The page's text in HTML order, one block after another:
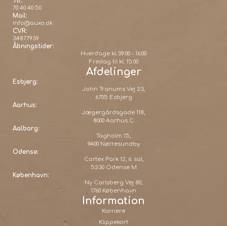
70 40 40 50
Mail:
info@auxo.dk
CVR:
34877939
Åbningstider:
Hverdage kl. 09:00 - 16:00
Fredag til kl. 15:00
Afdelinger
Esbjerg:
John Tranums Vej 23,
6705 Esbjerg
Aarhus:
Jægergårdsgade 118,
8000 Aarhus C
Aalborg:
Tagholm 15,
9400 Nørresundby
Odense:
Cortex Park 12, 6. sal,
5230 Odense M
København:
Ny Carlsberg Vej 80,
1760 København
Information
Karriere
Klippekort